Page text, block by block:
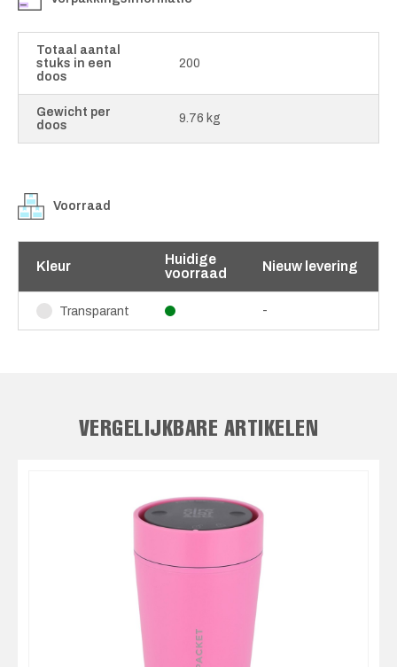
Totaal aantal
stuks in een
doos
200
Gewicht per
doos
9.76 kg
Voorraad
Kleur
Huidige
voorraad
Nieuw levering
Transparant -
VERGELIJKBARE ARTIKELEN